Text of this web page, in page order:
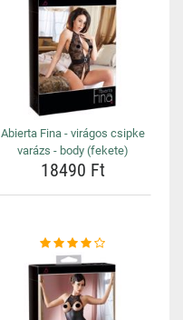
Abierta Fina - virágos csipke
varázs - body (fekete)
18490 Ft